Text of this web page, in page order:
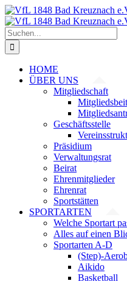
Zum
Inhalt
springen
Suche
nach:
HOME
ÜBER UNS
Mitgliedschaft
Geschäftsstelle
Präsidium
Verwaltungsrat
Beirat
Ehrenmitglieder
Ehrenrat
Sportstätten
SPORTARTEN
Welche Sportart
Alles auf einen
Sportarten A-D
(Step)-
Aikido
Basketball